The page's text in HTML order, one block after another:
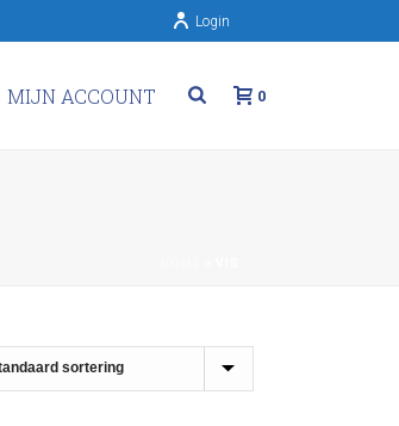
Login
MIJN ACCOUNT 0